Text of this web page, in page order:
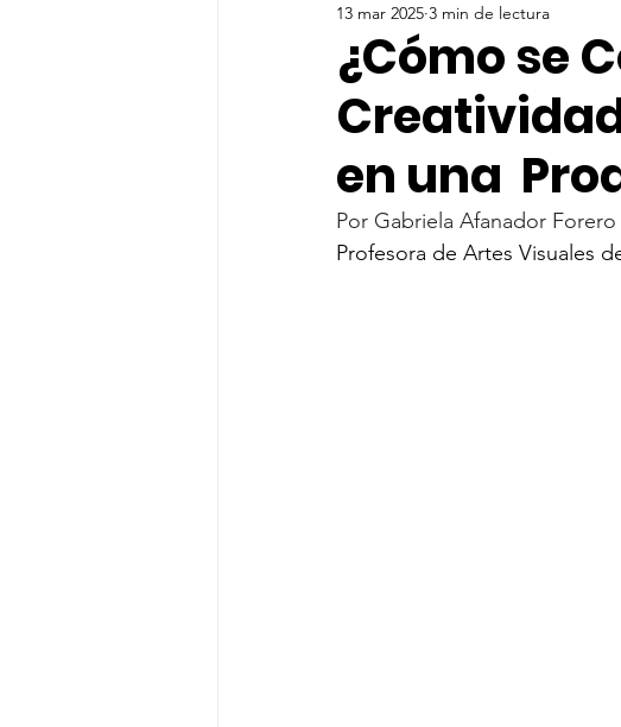
Lower Elementary Middle School
Upper Elementary
¿Cómo se
en una
13 mar 2025 3 min de lectura
Por Gabriela Afanador Forero
Profesora de Artes Visuales